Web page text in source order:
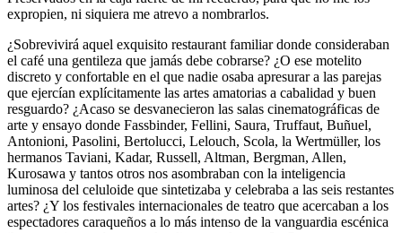
expropien, ni siquiera me atrevo a nombrarlos.
¿Sobrevivirá aquel exquisito restaurant familiar donde consideraban
el café una gentileza que jamás debe cobrarse? ¿O ese motelito
discreto y confortable en el que nadie osaba apresurar a las parejas
que ejercían explícitamente las artes amatorias a cabalidad y buen
resguardo? ¿Acaso se desvanecieron las salas cinematográficas de
arte y ensayo donde Fassbinder, Fellini, Saura, Truffaut, Buñuel,
Antonioni, Pasolini, Bertolucci, Lelouch, Scola, la Wertmüller, los
hermanos Taviani, Kadar, Russell, Altman, Bergman, Allen,
Kurosawa y tantos otros nos asombraban con la inteligencia
luminosa del celuloide que sintetizaba y celebraba a las seis restantes
artes? ¿Y los festivales internacionales de teatro que acercaban a los
espectadores caraqueños a lo más intenso de la vanguardia escénica